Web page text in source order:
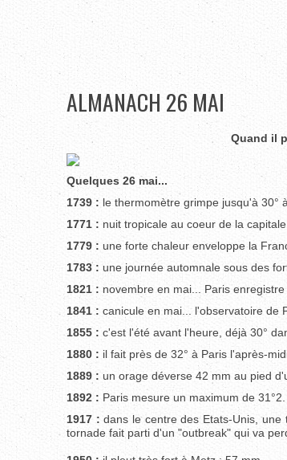
ALMANACH 26 MAI
Quand il
Quelques 26 mai...
1739 : le thermomètre grimpe jusqu'à 30°
1771 : nuit tropicale au coeur de la
1779 : une forte chaleur enveloppe la
1783 : une journée automnale sous des
1821 : novembre en mai... Paris
1841 : canicule en mai... l'observatoire de
1855 : c'est l'été avant l'heure, déjà 30°
1880 : il fait près de 32° à Paris l'après-
1889 : un orage déverse 42 mm au pied
1892 : Paris mesure un maximum de
1917 : dans le centre des Etats-Unis,
tornade fait parti d'un "outbreak" qui va